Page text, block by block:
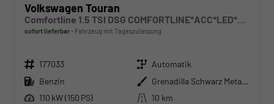
Volkswagen Touran
sofort lieferbar Fahrzeug mit Tageszulassung
Fahrzeugnr. 177033 Getriebe Automatik
Kraftstoff Benzin Außenfarbe
Grenadilla Schwarz Metallic
Leistung 110 kW (150 PS) Kilometerstand
10 km